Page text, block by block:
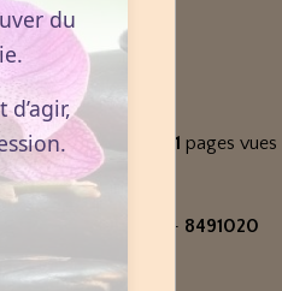
Statistiques
Aujourd'hui
400 visiteurs - 521 pages vues
Total
visiteurs - 8491020
pages vues
du